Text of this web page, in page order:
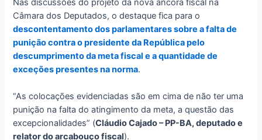
Nas discussões do projeto da nova âncora fiscal na
Câmara dos Deputados, o destaque fica para o
descontentamento dos parlamentares sobre a falta de
punição contra o presidente da República pelo
descumprimento da meta fiscal e a quantidade de
exceções presentes na norma.
“As colocações evidenciadas são em cima de não ter uma
punição na falta do atingimento da meta, a questão das
excepcionalidades” (Cláudio Cajado – PP-BA, deputado e
relator do arcabouço fiscal).